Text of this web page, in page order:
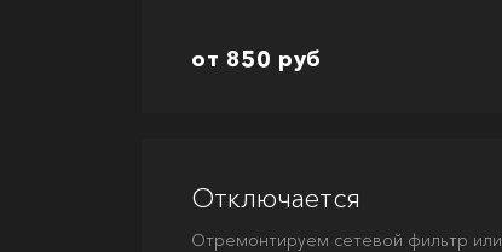
от 850 руб
Отключается
Отремонтируем сетевой фильтр или